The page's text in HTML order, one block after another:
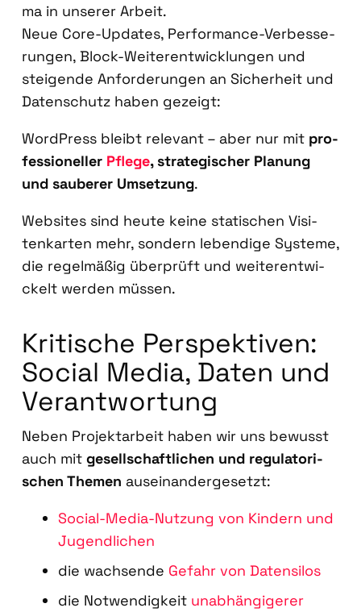
ma in unse­rer Arbeit.
Neue Core-Updates, Per­for­mance-Ver­bes­se­
run­gen, Block-Wei­ter­ent­wick­lun­gen und
stei­gen­de Anfor­de­run­gen an Sicher­heit und
Daten­schutz haben gezeigt:
Word­Press bleibt rele­vant – aber nur mit pro­
fes­sio­nel­ler Pfle­ge, stra­te­gi­scher Pla­nung
und sau­be­rer Umset­zung.
Web­sites sind heu­te kei­ne sta­ti­schen Visi­
ten­kar­ten mehr, son­dern leben­di­ge Sys­te­me,
die regel­mä­ßig über­prüft und wei­ter­ent­wi­
ckelt wer­den müs­sen.
Kri­ti­sche Per­spek­ti­ven:
Social Media, Daten und
Ver­ant­wor­tung
Neben Pro­jekt­ar­beit haben wir uns bewusst
auch mit gesell­schaft­li­chen und regu­la­to­ri­
schen The­men aus­ein­an­der­ge­setzt:
Social-Media-Nut­zung von Kin­dern und
Jugend­li­chen
die wach­sen­de Gefahr von Daten­si­los
die Not­wen­dig­keit unab­hän­gi­ge­rer